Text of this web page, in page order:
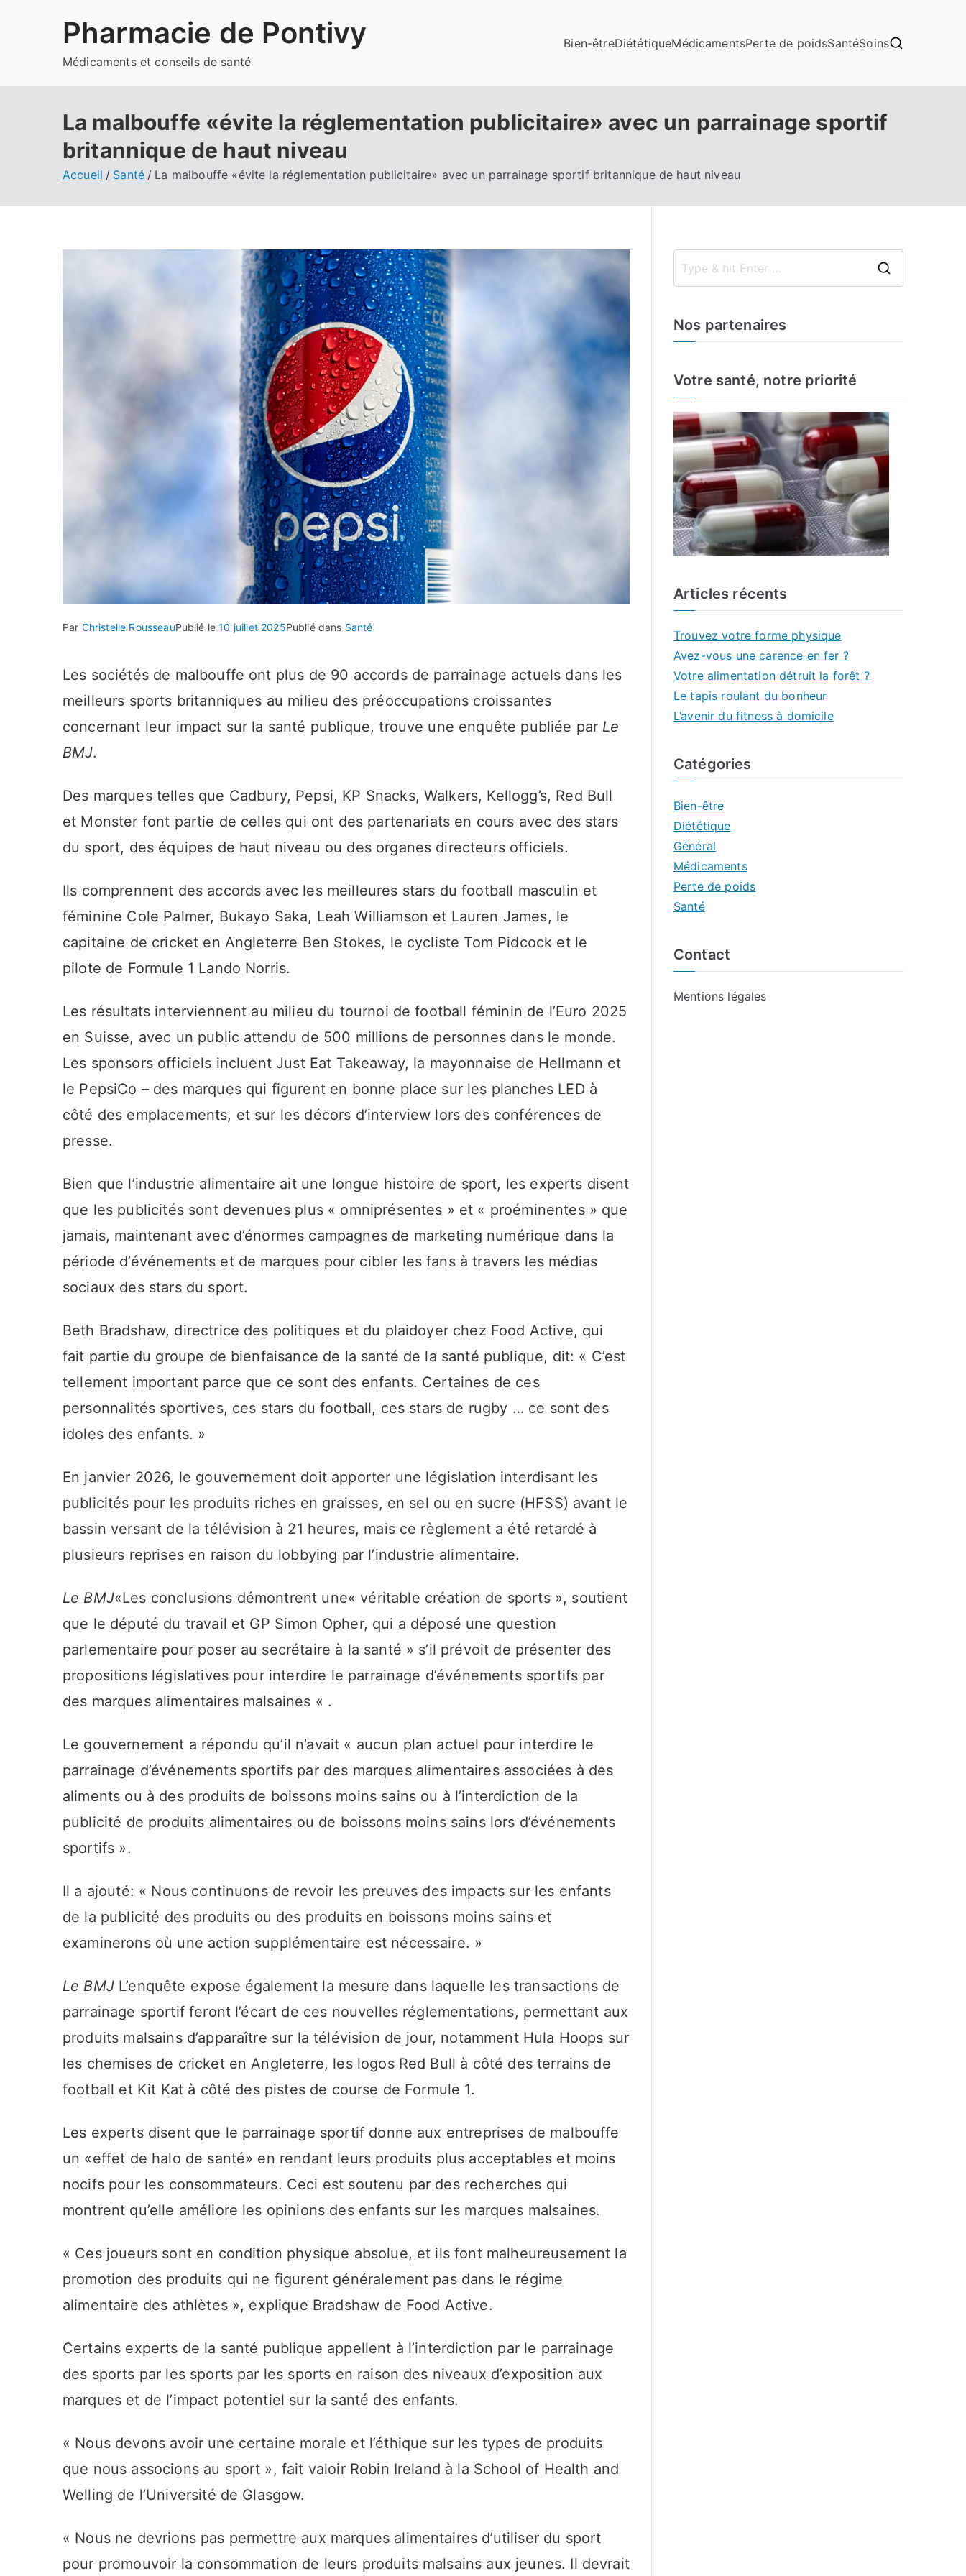
Pharmacie de Pontivy
Médicaments et conseils de santé
Bien-êtreDiététiqueMédicamentsPerte de poidsSantéSoins
La malbouffe «évite la réglementation publicitaire» avec un parrainage sportif
britannique de haut niveau
Accueil Santé La malbouffe «évite la réglementation publicitaire» avec un parrainage sportif britannique de haut niveau
Par Christelle RousseauPublié le10 juillet 2025Publié dans Santé
Les sociétés de malbouffe ont plus de 90 accords de parrainage actuels dans les
meilleurs sports britanniques au milieu des préoccupations croissantes
concernant leur impact sur la santé publique, trouve une enquête publiée par Le
BMJ.
Des marques telles que Cadbury, Pepsi, KP Snacks, Walkers, Kellogg’s, Red Bull
et Monster font partie de celles qui ont des partenariats en cours avec des stars
du sport, des équipes de haut niveau ou des organes directeurs officiels.
Ils comprennent des accords avec les meilleures stars du football masculin et
féminine Cole Palmer, Bukayo Saka, Leah Williamson et Lauren James, le
capitaine de cricket en Angleterre Ben Stokes, le cycliste Tom Pidcock et le
pilote de Formule 1 Lando Norris.
Les résultats interviennent au milieu du tournoi de football féminin de l’Euro 2025
en Suisse, avec un public attendu de 500 millions de personnes dans le monde.
Les sponsors officiels incluent Just Eat Takeaway, la mayonnaise de Hellmann et
le PepsiCo – des marques qui figurent en bonne place sur les planches LED à
côté des emplacements, et sur les décors d’interview lors des conférences de
presse.
Bien que l’industrie alimentaire ait une longue histoire de sport, les experts disent
que les publicités sont devenues plus « omniprésentes » et « proéminentes » que
jamais, maintenant avec d’énormes campagnes de marketing numérique dans la
période d’événements et de marques pour cibler les fans à travers les médias
sociaux des stars du sport.
Beth Bradshaw, directrice des politiques et du plaidoyer chez Food Active, qui
fait partie du groupe de bienfaisance de la santé de la santé publique, dit: « C’est
tellement important parce que ce sont des enfants. Certaines de ces
personnalités sportives, ces stars du football, ces stars de rugby … ce sont des
idoles des enfants. »
En janvier 2026, le gouvernement doit apporter une législation interdisant les
publicités pour les produits riches en graisses, en sel ou en sucre (HFSS) avant le
bassin versant de la télévision à 21 heures, mais ce règlement a été retardé à
plusieurs reprises en raison du lobbying par l’industrie alimentaire.
Le BMJ«Les conclusions démontrent une« véritable création de sports », soutient
que le député du travail et GP Simon Opher, qui a déposé une question
parlementaire pour poser au secrétaire à la santé » s’il prévoit de présenter des
propositions législatives pour interdire le parrainage d’événements sportifs par
des marques alimentaires malsaines « .
Le gouvernement a répondu qu’il n’avait « aucun plan actuel pour interdire le
parrainage d’événements sportifs par des marques alimentaires associées à des
aliments ou à des produits de boissons moins sains ou à l’interdiction de la
publicité de produits alimentaires ou de boissons moins sains lors d’événements
sportifs ».
Il a ajouté: « Nous continuons de revoir les preuves des impacts sur les enfants
de la publicité des produits ou des produits en boissons moins sains et
examinerons où une action supplémentaire est nécessaire. »
Le BMJL’enquête expose également la mesure dans laquelle les transactions de
parrainage sportif feront l’écart de ces nouvelles réglementations, permettant aux
produits malsains d’apparaître sur la télévision de jour, notamment Hula Hoops sur
les chemises de cricket en Angleterre, les logos Red Bull à côté des terrains de
football et Kit Kat à côté des pistes de course de Formule 1.
Les experts disent que le parrainage sportif donne aux entreprises de malbouffe
un «effet de halo de santé» en rendant leurs produits plus acceptables et moins
nocifs pour les consommateurs. Ceci est soutenu par des recherches qui
montrent qu’elle améliore les opinions des enfants sur les marques malsaines.
« Ces joueurs sont en condition physique absolue, et ils font malheureusement la
promotion des produits qui ne figurent généralement pas dans le régime
alimentaire des athlètes », explique Bradshaw de Food Active.
Certains experts de la santé publique appellent à l’interdiction par le parrainage
des sports par les sports par les sports en raison des niveaux d’exposition aux
marques et de l’impact potentiel sur la santé des enfants.
« Nous devons avoir une certaine morale et l’éthique sur les types de produits
que nous associons au sport », fait valoir Robin Ireland à la School of Health and
Welling de l’Université de Glasgow.
« Nous ne devrions pas permettre aux marques alimentaires d’utiliser du sport
pour promouvoir la consommation de leurs produits malsains aux jeunes. Il devrait
f
Nos partenaires
Votre santé, notre priorité
Articles récents
Trouvez votre forme physique
Avez-vous une carence en fer ?
Votre alimentation détruit la forêt ?
Le tapis roulant du bonheur
L’avenir du fitness à domicile
Catégories
Bien-être
Diététique
Général
Médicaments
Perte de poids
Santé
Contact
Mentions légales